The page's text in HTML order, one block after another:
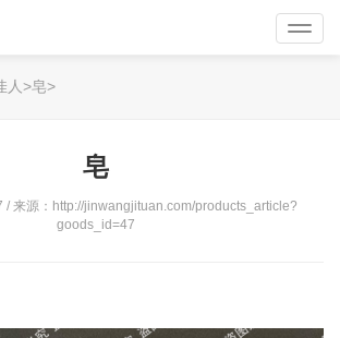
人>皂>
皂
/ 来源：http://jinwangjituan.com/products_article?
goods_id=47